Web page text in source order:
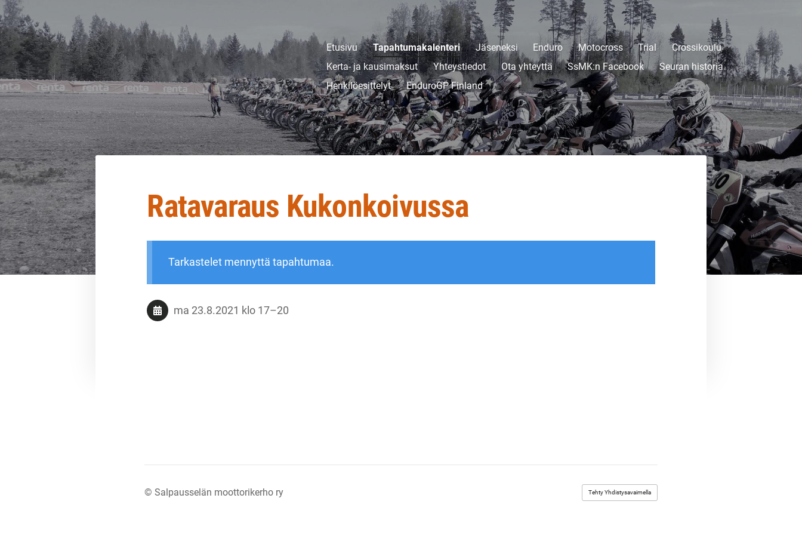
Siirry
sivun
sisältöön
Sivuston etusivulle
Etusivu Tapahtumakalenteri Jäseneksi Enduro Motocross Trial
Crossikoulu
Kerta- ja kausimaksut
Yhteystiedot Ota yhteyttä SsMK:n Facebook
Seuran historia
Henkilöesittelyt
EnduroGP Finland
Ratavaraus Kukonkoivussa
Tarkastelet mennyttä tapahtumaa.
ma 23.8.2021 klo 17–20
© Salpausselän moottorikerho ry Tehty Yhdistysavaimella